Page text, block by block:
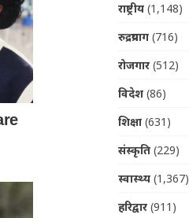
राष्ट्रीय(1,148)
रुद्रप्रयाग(716)
रोजगार(512)
विदेश(86)
शिक्षा(631)
संस्कृति(229)
स्वास्थ्य(1,367)
हरिद्वार(911)